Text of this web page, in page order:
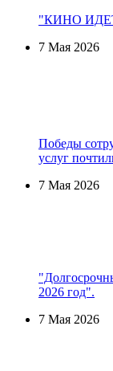
"КИНО
7 Мая 2026
Победы
услуг
7 Мая 2026
2026 год".
7 Мая 2026